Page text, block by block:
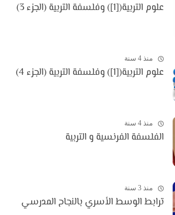
علوم التربية([1]) وفلسفة التربية (الجزء 3)
منذ 4 سنة
علوم التربية([1]) وفلسفة التربية (الجزء 4)
منذ 4 سنة
الفلسفة الفرنسية و التربية
منذ 3 سنة
ترابط الوسط الأسري بالنجاح المدرسي